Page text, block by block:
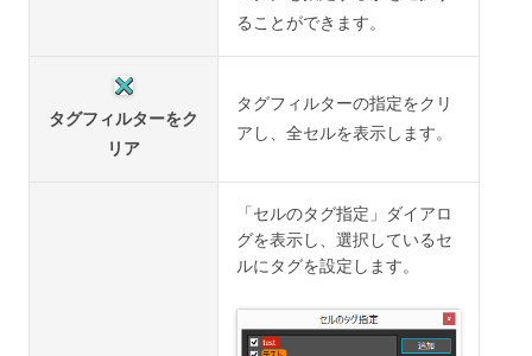
ることができます。
タグフィルターをク
リア
タグフィルターの指定をクリ
アし、全セルを表示します。
「セルのタグ指定」ダイアロ
グを表示し、選択しているセ
ルにタグを設定します。